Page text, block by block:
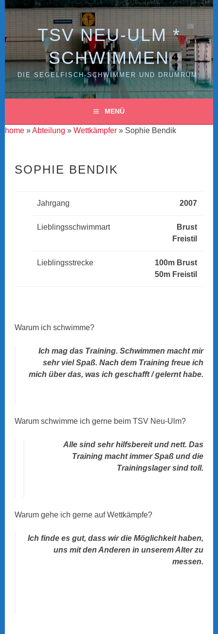
Zum
TSV NEU-ULM *
SCHWIMMEN
DIE SEGELFISCH-SCHWIMMER UND DRUMRUM.
MENÜ
home »Abteilung »Wettkämpfer » Sophie Bendik
SOPHIE BENDIK
Jahrgang 2007
Lieblingsschwimmart
Brust
Freistil
Lieblingsstrecke
100m Brust
50m Freistil
Warum ich schwimme?
Ich mag das Training. Schwimmen macht mir
sehr viel Spaß. Nach dem Training freue ich
mich über das, was ich geschafft / gelernt habe.
Warum schwimme ich gerne beim TSV Neu-Ulm?
Alle sind sehr hilfsbereit und nett. Das
Training macht immer Spaß und die
Trainingslager sind toll.
Warum gehe ich gerne auf Wettkämpfe?
Ich finde es gut, dass wir die Möglichkeit haben,
uns mit den Anderen in unserem Alter zu
messen.